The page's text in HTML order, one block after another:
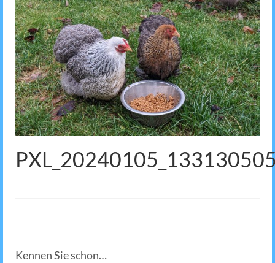
Kennen Sie schon…